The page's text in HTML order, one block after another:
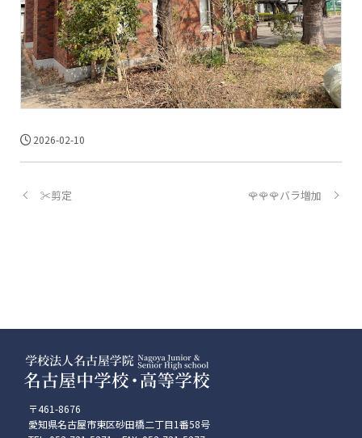
2026-02-10
✂️剪定 🌹🌹🌹バラ増加
〒461-8676
愛知県名古屋市東区砂田橋二丁目1番58号